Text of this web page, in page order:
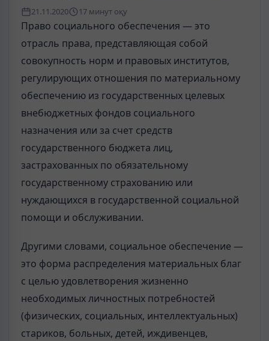
21.11.2020 17 минут оқу
Право социального обеспечения — это
отрасль права, представляющая собой
совокупность норм и правовых институтов,
регулирующих отношения по материальному
обеспечению из государственных целевых
внебюджетных фондов социального
назначения или за счет средств
государственного бюджета лиц,
застрахованных по обязательному
государственному страхованию или
нуждающихся в государственной социальной
помощи и обслуживании.
Другими словами, социальное обеспечение —
это форма распределения материальных благ
с целью удовлетворения жизненно
необходимых личностных потребностей
(физических, социальных, интеллектуальных)
стариков, больных, детей, иждивенцев,